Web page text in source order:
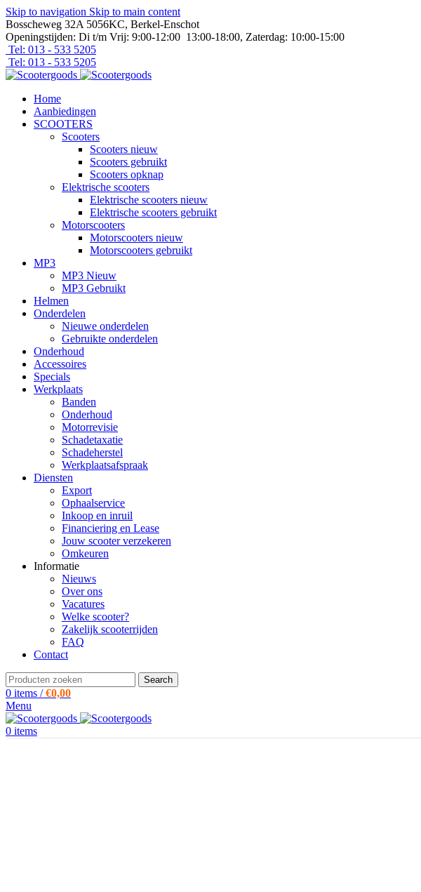
Skip to navigation Skip to main content
Bosscheweg 32A 5056KC, Berkel-Enschot
Openingstijden: Di t/m Vrij: 9:00-12:00 13:00-18:00, Zaterdag: 10:00-15:00
Tel: 013 - 533 5205
Tel: 013 - 533 5205
Home
Aanbiedingen
SCOOTERS
Scooters
Scooters nieuw
Scooters gebruikt
Scooters opknap
Elektrische scooters
Elektrische scooters nieuw
Elektrische scooters gebruikt
Motorscooters
Motorscooters nieuw
Motorscooters gebruikt
MP3
MP3 Nieuw
MP3 Gebruikt
Helmen
Onderdelen
Nieuwe onderdelen
Gebruikte onderdelen
Onderhoud
Accessoires
Specials
Werkplaats
Banden
Onderhoud
Motorrevisie
Schadetaxatie
Schadeherstel
Werkplaatsafspraak
Diensten
Export
Ophaalservice
Inkoop en inruil
Financiering en Lease
Jouw scooter verzekeren
Omkeuren
Informatie
Nieuws
Over ons
Vacatures
Welke scooter?
Zakelijk scooterrijden
FAQ
Contact
Search
0 items / €0,00
Menu
0 items